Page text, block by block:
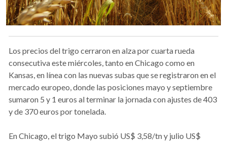
Los precios del trigo cerraron en alza por cuarta rueda
consecutiva este miércoles, tanto en Chicago como en
Kansas, en línea con las nuevas subas que se registraron en el
mercado europeo, donde las posiciones mayo y septiembre
sumaron 5 y 1 euros al terminar la jornada con ajustes de 403
y de 370 euros por tonelada.
En Chicago, el trigo Mayo subió US$ 3,58/tn y julio US$